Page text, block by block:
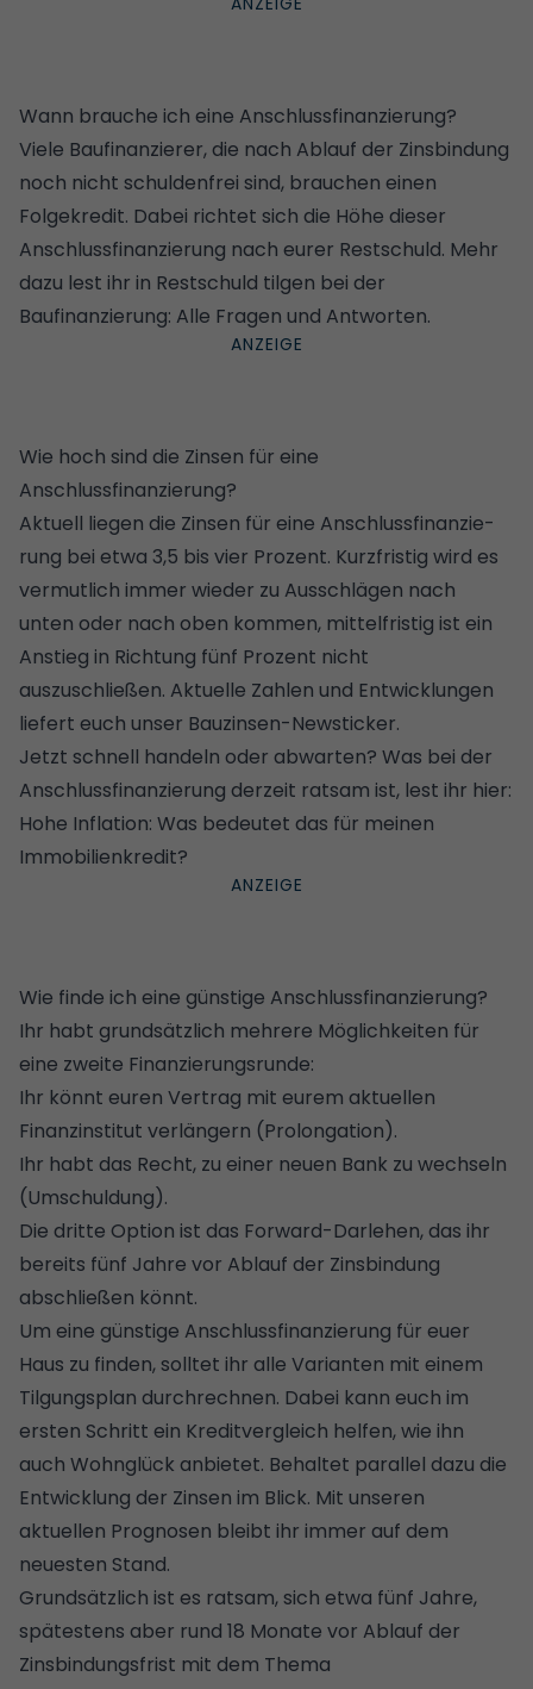
Wann brauche ich eine Anschlussfinanzierung?
Viele Baufinanzierer, die nach Ablauf der Zinsbindung
noch nicht schuldenfrei sind, brauchen einen
Folgekredit. Dabei richtet sich die Höhe dieser
Anschlussfinanzierung nach eurer Restschuld. Mehr
dazu lest ihr in Restschuld tilgen bei der
Baufinanzierung: Alle Fragen und Antworten.
Wie hoch sind die Zinsen für eine
Anschlussfinanzierung?
Aktuell lie­gen die Zin­sen für eine An­schluss­finan­zie­
rung bei etwa 3,5 bis vier Prozent. Kurzfristig wird es
vermutlich immer wieder zu Ausschlägen nach
unten oder nach oben kommen, mittelfristig ist ein
Anstieg in Richtung fünf Prozent nicht
auszuschließen. Aktuelle Zahlen und Entwicklungen
liefert euch unser Bauzinsen-Newsticker.
Jetzt schnell handeln oder abwarten? Was bei der
Anschlussfinanzierung derzeit ratsam ist, lest ihr hier:
Hohe Inflation: Was bedeutet das für meinen
Immobilienkredit?
Wie finde ich eine günstige Anschlussfinanzierung?
Ihr habt grundsätzlich mehrere Möglichkeiten für
eine zweite Finanzierungsrunde:
Ihr könnt euren Vertrag mit eurem aktuellen
Finanzinstitut verlängern (Prolongation).
Ihr habt das Recht, zu einer neuen Bank zu wechseln
(Umschuldung).
Die dritte Option ist das Forward-Darlehen, das ihr
bereits fünf Jahre vor Ablauf der Zinsbindung
abschließen könnt.
Um eine günstige Anschlussfinanzierung für euer
Haus zu finden, solltet ihr alle Varianten mit einem
Tilgungsplan durchrechnen. Dabei kann euch im
ersten Schritt ein Kreditvergleich helfen, wie ihn
auch Wohnglück anbietet. Behaltet parallel dazu die
Entwicklung der Zinsen im Blick. Mit unseren
aktuellen Prognosen bleibt ihr immer auf dem
neuesten Stand.
Grundsätzlich ist es ratsam, sich etwa fünf Jahre,
spätestens aber rund 18 Monate vor Ablauf der
Zinsbindungsfrist mit dem Thema